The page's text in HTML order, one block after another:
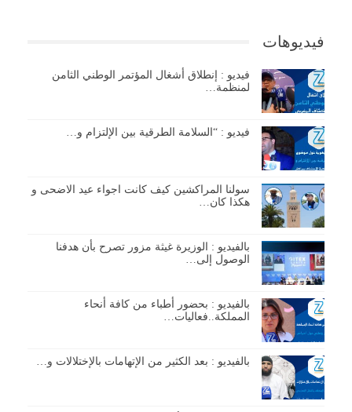
فيديوهات
فيديو : إنطلاق أشغال المؤتمر الوطني الثامن
لمنظمة…
فيديو : “السلامة الطرقية بين الإلتزام و…
سولنا المراكشين كيف كانت اجواء عيد الاضحى و
هكذا كان…
بالفيديو : الوزيرة غيثة مزور تصرح بأن هدفنا
الوصول إلى…
بالفيديو : بحضور أطباء من كافة أنحاء
المملكة..فعاليات…
بالفيديو : بعد الكثير من الإتهامات بالإختلالات و…